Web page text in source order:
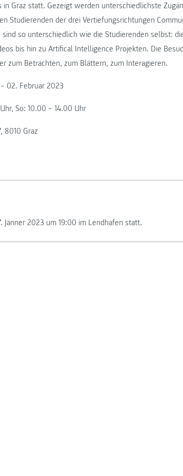
in Graz statt. Gezeigt werden unterschiedlichste
Studierenden der drei Vertiefungsrichtungen
so unterschiedlich wie die Studierenden selbst:
bis hin zu Artifical Intelligence Projekten. Die
zum Betrachten, zum Blättern, zum Interagieren.
02. Februar 2023
So: 10.00 – 14.00 Uhr
8010 Graz
Jänner 2023 um 19:00 im Lendhafen statt.